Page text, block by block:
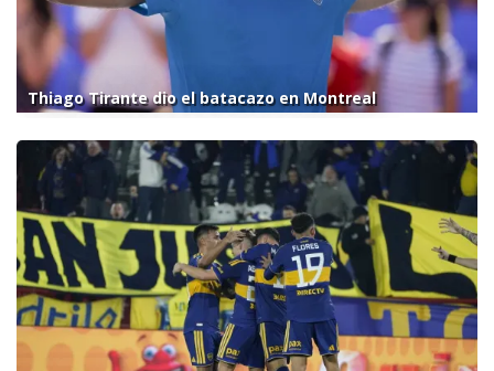
Thiago Tirante dio el batacazo en Montreal